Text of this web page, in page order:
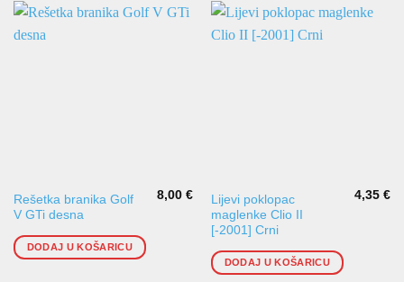
Rešetka branika Golf
V GTi desna
8,00€
DODAJ U KOŠARICU
Lijevi poklopac
maglenke Clio II
[-2001] Crni
4,35€
DODAJ U KOŠARICU